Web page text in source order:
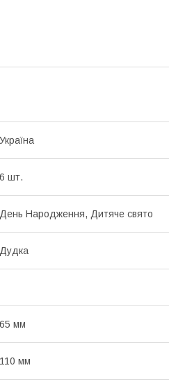
Україна
6 шт.
День Народження, Дитяче свято
Дудка
65 мм
110 мм